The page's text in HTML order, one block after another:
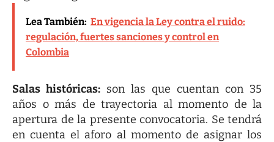
Lea También: En vigencia la Ley contra el ruido:
regulación, fuertes sanciones y control en
Colombia
Salas históricas: son las que cuentan con 35
años o más de trayectoria al momento de la
apertura de la presente convocatoria. Se tendrá
en cuenta el aforo al momento de asignar los